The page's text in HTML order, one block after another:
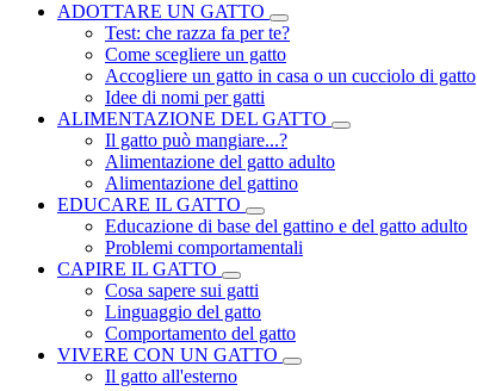
ADOTTARE UN GATTO
Test: che razza fa per te?
Come scegliere un gatto
Accogliere un gatto in casa o un cucciolo di gatto
Idee di nomi per gatti
ALIMENTAZIONE DEL GATTO
Il gatto può mangiare...?
Alimentazione del gatto adulto
Alimentazione del gattino
EDUCARE IL GATTO
Educazione di base del gattino e del gatto adulto
Problemi comportamentali
CAPIRE IL GATTO
Cosa sapere sui gatti
Linguaggio del gatto
Comportamento del gatto
VIVERE CON UN GATTO
Il gatto all'esterno